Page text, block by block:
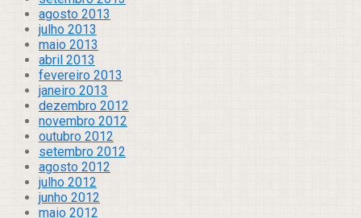
agosto 2013
julho 2013
maio 2013
abril 2013
fevereiro 2013
janeiro 2013
dezembro 2012
novembro 2012
outubro 2012
setembro 2012
agosto 2012
julho 2012
junho 2012
maio 2012